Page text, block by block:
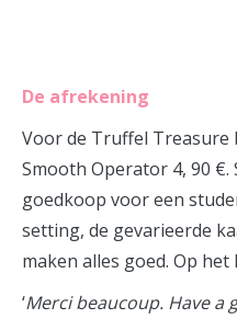
De afrekening
Voor de Truffel Treasure
Smooth Operator 4, 90 €.
goedkoop voor een
setting, de gevarieerde
maken alles goed. Op
‘Merci beaucoup. Have a